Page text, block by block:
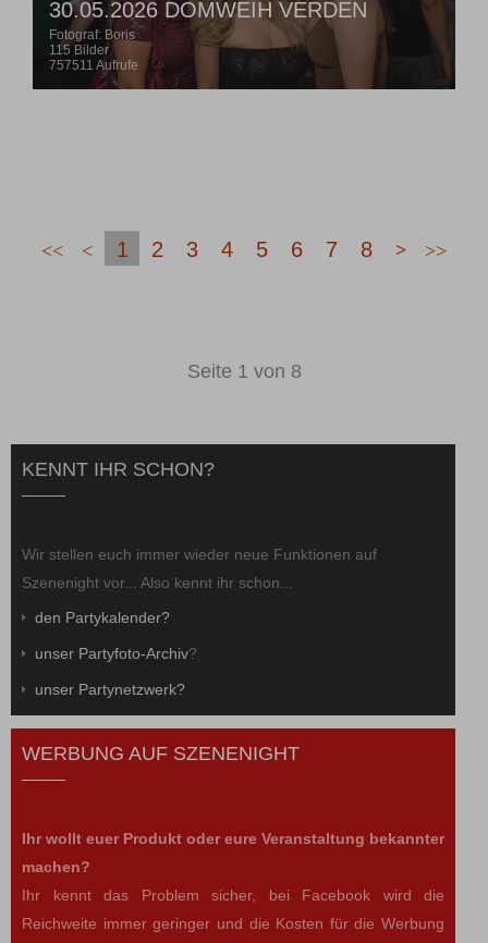
30.05.2026 DOMWEIH VERDEN
Fotograf: Boris
115 Bilder
757511 Aufrufe
1 2 3 4 5 6 7 8
Seite 1 von 8
KENNT IHR SCHON?
Wir stellen euch immer wieder neue Funktionen auf
Szenenight vor... Also kennt ihr schon...
den Partykalender?
unser Partyfoto-Archiv?
unser Partynetzwerk?
WERBUNG AUF SZENENIGHT
Ihr wollt euer Produkt oder eure Veranstaltung bekannter
machen?
Ihr kennt das Problem sicher, bei Facebook wird die
Reichweite immer geringer und die Kosten für die Werbung